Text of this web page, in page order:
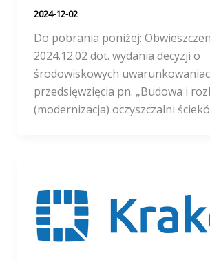
2024-12-02
Do pobrania poniżej:
2024.12.02 dot. wydania decyzji o
środowiskowych
przedsięwzięcia pn. „Budowa i
(modernizacja) oczyszczalni